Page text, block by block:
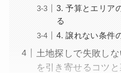
3. 予算とエリア
る
4. 譲れない条件
土地探しで失敗し
を引き寄せるコツ